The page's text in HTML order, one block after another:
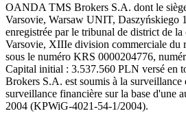
OANDA TMS Brokers S.A. dont le
Varsovie, Warsaw UNIT, Daszyńskiego
enregistrée par le tribunal de district de la
Varsovie, XIIIe division commerciale du
sous le numéro KRS 0000204776,
Capital initial : 3.537.560 PLN versé en
Brokers S.A. est soumis à la
surveillance financière sur la base d'une
2004 (KPWiG-4021-54-1/2004).